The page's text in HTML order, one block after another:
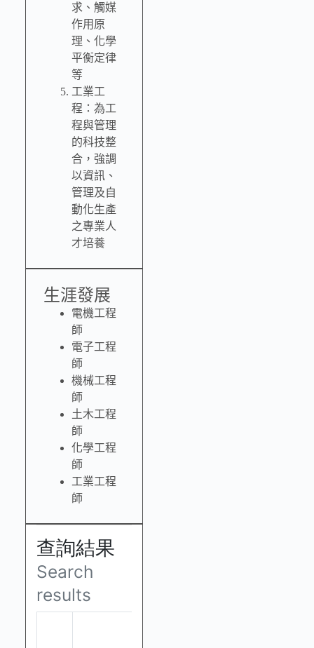
求、觸媒
作用原
理、化學
平衡定律
等
工業工
程：為工
程與管理
的科技整
合，強調
以資訊、
管理及自
動化生產
之專業人
才培養
生涯發展
電機工程
師
電子工程
師
機械工程
師
土木工程
師
化學工程
師
工業工程
師